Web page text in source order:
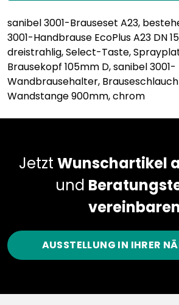
sanibel 3001-Brauseset A23,
3001-Handbrause EcoPlus A23 DN
dreistrahlig, Select-Taste,
Brausekopf 105mm D, sanibel 3001-
Wandbrausehalter,
Wandstange 900mm, chrom
Jetzt Wunschartikel
und
AUSSTELLUNG IN IHRER